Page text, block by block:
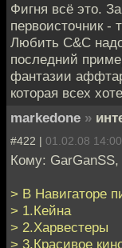
Фигня всё это.
первоисточник
Любить C&C
последний
фантазии
которая всех
markedone »
#422 | 01.02.08 14:00
Кому: GarGanSS,
> В Навигаторе
> 1.Кейна
> 2.Харвестеры
> 3.Красивое